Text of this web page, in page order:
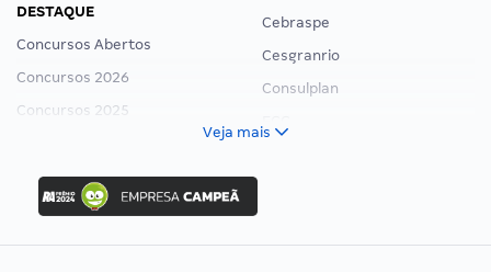
DESTAQUE
Concursos Abertos
Concursos 2026
Concursos 2025
Concurso Ibama
Concurso MPU
Editais publicados
Cebraspe
Cesgranrio
Consulplan
Veja mais